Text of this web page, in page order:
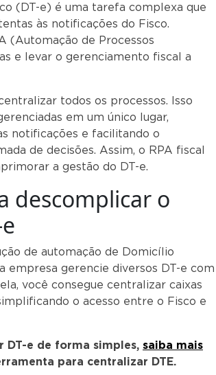
(DT-e) é uma tarefa complexa que
às notificações do Fisco.
(Automação de Processos
e levar o gerenciamento fiscal a
todos os processos. Isso
em um único lugar,
notificações e facilitando o
de decisões. Assim, o RPA fiscal
a gestão do DT-e.
descomplicar o
de automação de Domicílio
empresa gerencie diversos DT-e com
você consegue centralizar caixas
o acesso entre o Fisco e
DT-e de forma simples, saiba mais
para centralizar DTE.